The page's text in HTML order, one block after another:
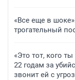
«Все еще в
трогательный
«Это тот, кого
22 годам за
звонит ей с